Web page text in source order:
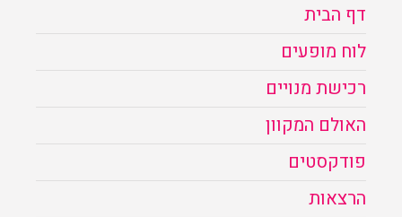
דף הבית
לוח מופעים
רכישת מנויים
האולם המקוון
פודקסטים
הרצאות